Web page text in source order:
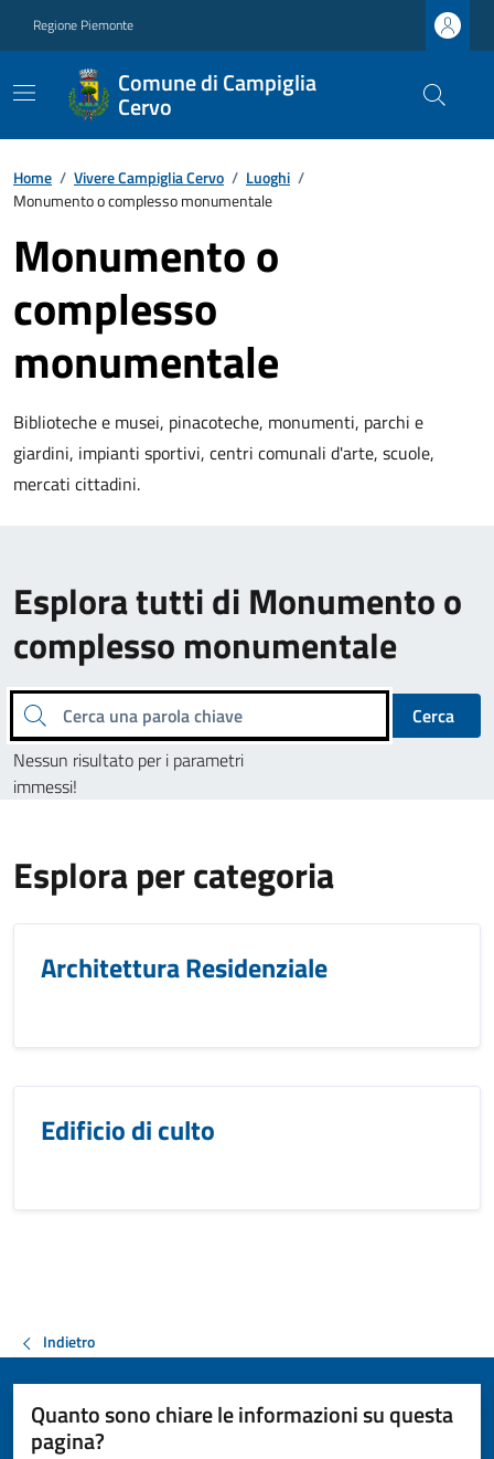
Regione Piemonte
Comune di Campiglia
Cervo
Home / Vivere Campiglia Cervo / Luoghi /
Monumento o complesso monumentale
Monumento o
complesso
monumentale
Biblioteche e musei, pinacoteche, monumenti, parchi e
giardini, impianti sportivi, centri comunali d'arte, scuole,
mercati cittadini.
Esplora tutti di Monumento o
complesso monumentale
Cerca una parola chiave
Cerca
Nessun risultato per i parametri
immessi!
Esplora per categoria
Architettura Residenziale
Edificio di culto
Indietro
Quanto sono chiare le informazioni su questa
pagina?